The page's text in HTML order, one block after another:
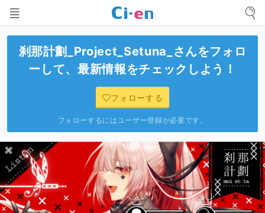
刹那計劃_Project_Setuna_
さんをフォロ
ーして、最新情報をチェックしよう！
フォローする
フォローするにはユーザー登録が必要です。